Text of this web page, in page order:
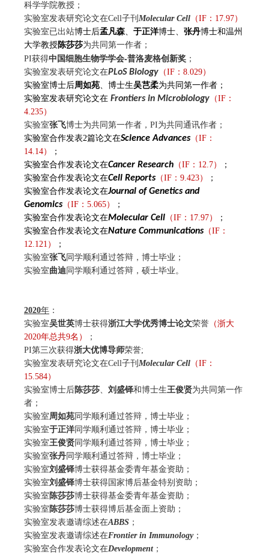
科学学院教授；
实验室发表研究论文在Cell子刊 Molecular Cell （IF：17.97）
实验室已出站博士后孟凡森、 于正洋博士、 张丹博士和温州
大学教授陈莎莎为共同第一作者；
PI获得中国细胞生物学学会-普洛麦格创新奖 ；
实验室发表研究论文在PLoS Biology （IF：8.029）
实验室博士后周如苑、博士生吴芑柔为共同第一作者；
实验室发表研究论文在 Frontiers in Microbiology （IF：
4.235）
实验室张飞博士为共同第一作者，PI为共同通讯作者；
实验室合作发表2篇论文在Science Advances（IF：
14.14）
；
实验室合作发表论文在Cancer Research （IF：12.7）
；
实验室合作发表论文在Cell Reports（IF：9.423）
；
实验室合作发表论文在Journal of Genetics and
Genomics（IF：5.065）
；
实验室合作发表论文在Molecular Cell （IF：17.97）
；
实验室合作发表论文在Nature Communications（IF：
12.121 ）
；
实验室张飞 同学顺利通过答辩，博士毕业；
实验室曲迪 同学顺利通过答辩，硕士毕业。
2020年 ：
实验室吴世英博士获得浙江大学优秀博士论文荣誉 （浙大
2020年总共9名）
；
PI第三次获得浙大优博导师荣誉;
实验室发表研究论文在Cell子刊 Molecular Cell （IF：
15.584）
实验室博士后陈莎莎、 刘盛铎和博士生王俊贤为共同第一作
者；
实验室周如苑 同学顺利通过答辩，博士毕业；
实验室于正洋 同学顺利通过答辩，博士毕业；
实验室王俊贤 同学顺利通过答辩，博士毕业；
实验室张丹 同学顺利通过答辩，博士毕业；
实验室刘盛铎博士获得基金委青年基金资助；
实验室刘盛铎博士获得国家博后基金特别资助；
实验室 陈莎莎博士获得基金委青年基金资助；
实验室 陈莎莎博士获得博后基金面上资助；
实验室发表邀请综述在ABBS ；
实验室发表邀请综述在Frontier in Immunology；
实验室合作发表论文在Development；